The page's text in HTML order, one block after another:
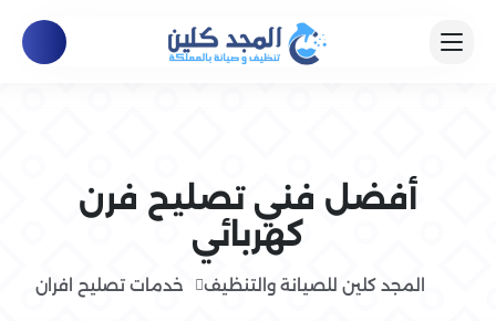
أفضل فني تصليح فرن
كهربائي
المجد كلين للصيانة والتنظيف خدمات تصليح افران